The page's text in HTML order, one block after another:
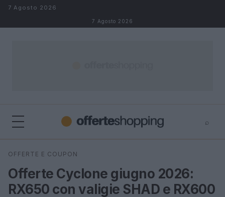
Salta al contenuto
7 Agosto 2026
7 Agosto 2026
⌕
Cerca
OFFERTE E COUPON
Offerte Cyclone giugno 2026:
RX650 con valigie SHAD e RX600